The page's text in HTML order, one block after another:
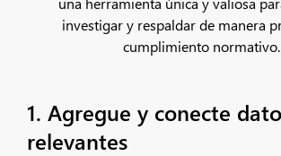
investigar y respaldar de manera
cumplimiento normativo.
1. Agregue y conecte
relevantes